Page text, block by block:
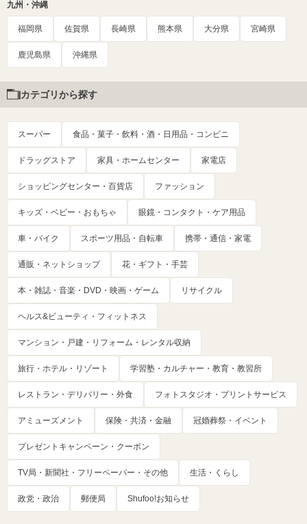
九州・沖縄
福岡県 佐賀県 長崎県 熊本県 大分県 宮崎県
鹿児島県 沖縄県
カテゴリから探す
スーパー 食品・菓子・飲料・酒・日用品・コンビニ
ドラッグストア 家具・ホームセンター 家電店
ショッピングセンター・百貨店 ファッション
キッズ・ベビー・おもちゃ 眼鏡・コンタクト・ケア用品
車・バイク スポーツ用品・自転車 携帯・通信・家電
通販・ネットショップ 花・ギフト・手芸
本・雑誌・音楽・DVD・映画・ゲーム リサイクル
ヘルス&ビューティ・フィットネス
マンション・戸建・リフォーム・レンタル収納
旅行・ホテル・リゾート 学習塾・カルチャー・教育・教習所
レストラン・デリバリー・外食 フォトスタジオ・プリントサービス
アミューズメント 保険・共済・金融 冠婚葬祭・イベント
プレゼントキャンペーン・クーポン
TV局・新聞社・フリーペーパー・その他 生活・くらし
政党・政治 郵便局 Shufoo!お知らせ